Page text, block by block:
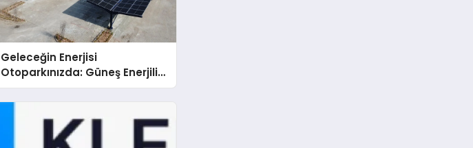
Geleceğin Enerjisi
Otoparkınızda: Güneş Enerjili
Carport (Solar Otopark)
Nedir?